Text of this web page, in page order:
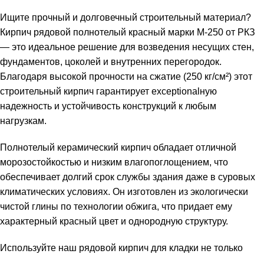
Ищите прочный и долговечный строительный материал?
Кирпич рядовой полнотелый красный марки М-250 от РКЗ
— это идеальное решение для возведения несущих стен,
фундаментов, цоколей и внутренних перегородок.
Благодаря высокой прочности на сжатие (250 кг/см²) этот
строительный кирпич гарантирует exceptionalную
надежность и устойчивость конструкций к любым
нагрузкам.
Полнотелый керамический кирпич обладает отличной
морозостойкостью и низким влагопоглощением, что
обеспечивает долгий срок службы здания даже в суровых
климатических условиях. Он изготовлен из экологически
чистой глины по технологии обжига, что придает ему
характерный красный цвет и однородную структуру.
Используйте наш рядовой кирпич для кладки не только